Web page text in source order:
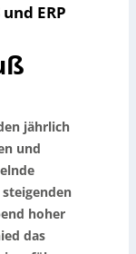
ERP
jährlich
und
hoher
das